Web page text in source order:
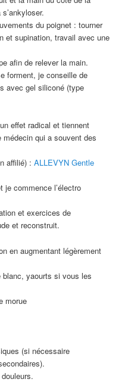
du poignet : tourner
et supination, travail avec une
afin de relever la main.
forment, je conseille de
avec gel siliconé (type
effet radical et tiennent
qui a souvent des
affilié) :ALLEVYN Gentle
commence l’électro
et exercices de
et reconstruit.
en augmentant légèrement
yaourts si vous les
morue
(si nécessaire